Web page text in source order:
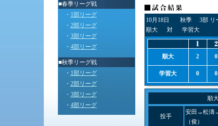
■春季リーグ戦
・ 1部リーグ
・ 2部リーグ
・ 3部リーグ
・ 4部リーグ
■秋季リーグ戦
・ 1部リーグ
・ 2部リーグ
・ 3部リーグ
・ 4部リーグ
10月18日 秋季
3部 リ
順大
対 学習大
順大 2 0
学習大 0 0
順
投手
安田→松濤
（俊）